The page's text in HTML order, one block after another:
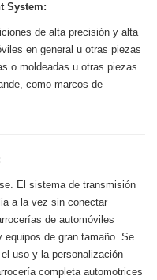
System:
de alta precisión y alta
en general u otras piezas
o moldeadas u otras piezas
como marcos de
El sistema de transmisión
a la vez sin conectar
de automóviles
equipos de gran tamaño. Se
uso y la personalización
completa automotrices